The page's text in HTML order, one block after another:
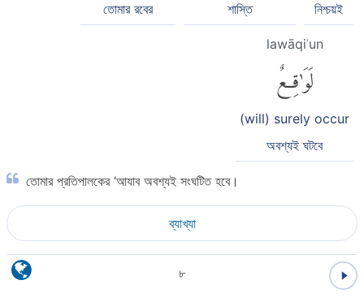
নিশ্চয়ই
শাস্তি
তোমার রবের
lawāqiʿun
لَوَٰقِعٌ
(will) surely occur
অবশ্যই ঘটবে
তোমার প্রতিপালকের ‘আযাব অবশ্যই সংঘটিত হবে।
ব্যাখ্যা
৮